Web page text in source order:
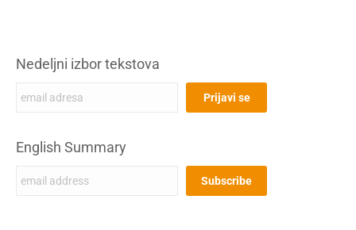
Nedeljni izbor tekstova
English Summary